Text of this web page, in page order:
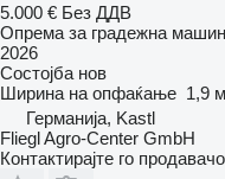
5.000 € Без ДДВ
Опрема за градежна
2026
Состојба нов
Ширина на опфаќање 1,9 м
Германија, Kastl
Fliegl Agro-Center GmbH
Контактирајте го